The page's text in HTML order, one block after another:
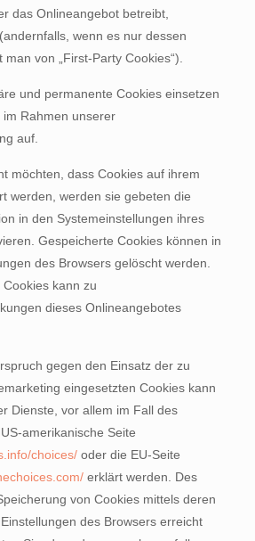
das Onlineangebot betreibt,
wenn es nur dessen
von „First-Party Cookies“).
und permanente Cookies einsetzen
Rahmen unserer
auf.
möchten, dass Cookies auf ihrem
werden, werden sie gebeten die
in den Systemeinstellungen ihres
Gespeicherte Cookies können in
des Browsers gelöscht werden.
kann zu
dieses Onlineangebotes
gegen den Einsatz der zu
eingesetzten Cookies kann
Dienste, vor allem im Fall des
amerikanische Seite
choices/oder die EU-Seite
erklärt werden. Des
von Cookies mittels deren
des Browsers erreicht